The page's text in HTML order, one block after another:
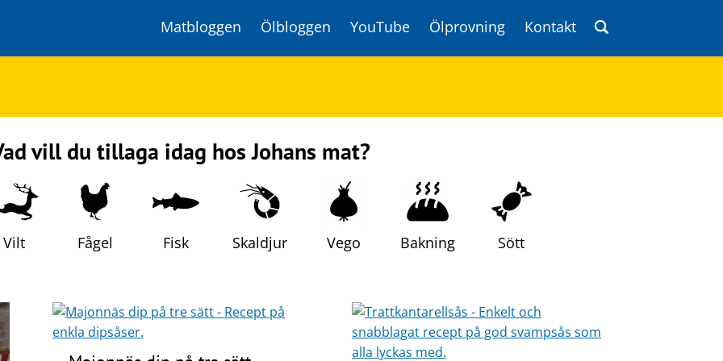
Matbloggen Ölbloggen YouTube Ölprovning
Kontakt
vill du tillaga idag hos Johans mat?
Vilt Fågel Fisk Skaldjur Vego Bakning Sött